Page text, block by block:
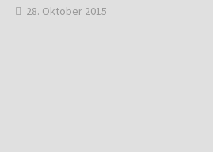
28. Oktober 2015